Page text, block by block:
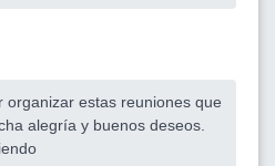
organizar estas reuniones que
alegría y buenos deseos.